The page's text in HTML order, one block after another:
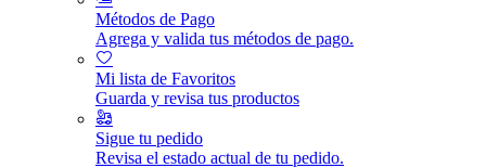
Métodos de Pago
Agrega y valida tus métodos de pago.
Mi lista de Favoritos
Guarda y revisa tus productos
Sigue tu pedido
Revisa el estado actual de tu pedido.